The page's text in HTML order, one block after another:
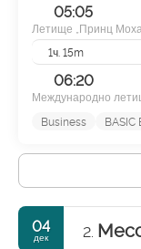
05:05
Летище „Принц
1ч. 15m
06:20
Международно
Business
BASIC
04
дек 2.